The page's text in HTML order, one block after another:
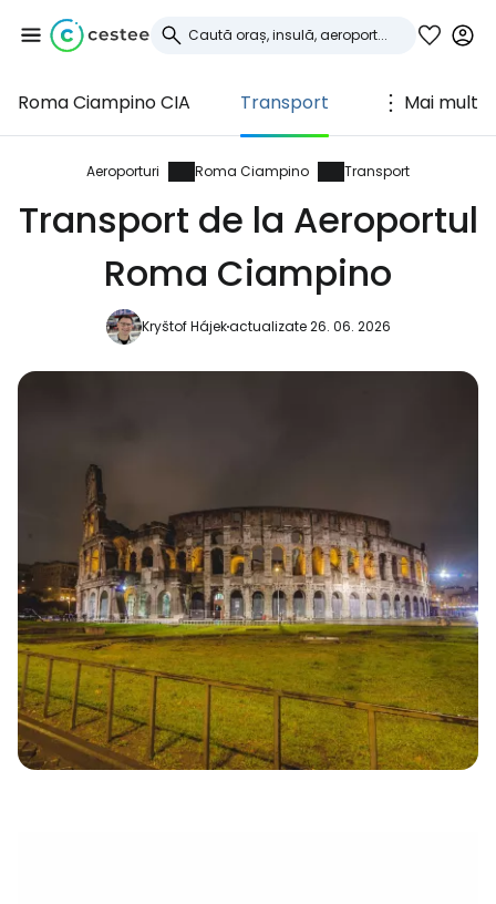
Roma Ciampino CIA Transport Mai mult
Aeroporturi Roma Ciampino Transport
Transport de la Aeroportul
Roma Ciampino
Kryštof Hájekactualizate 26. 06. 2026
Conectați-vă la
Cestee
... comunitatea mondială a călătorilor
Continuați cu Google